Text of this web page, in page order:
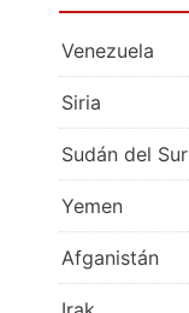
Venezuela
Siria
Sudán del Sur
Yemen
Afganistán